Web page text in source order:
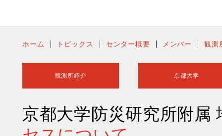
ホーム トピックス センター概要 メンバー 観測
観測所紹介 京都大学
京都大学防災研究所附